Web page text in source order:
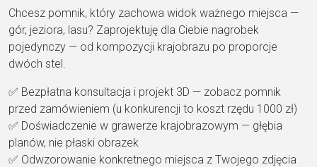
Chcesz pomnik, który zachowa widok ważnego miejsca —
gór, jeziora, lasu? Zaprojektuję dla Ciebie nagrobek
pojedynczy — od kompozycji krajobrazu po proporcje
dwóch stel.
✅ Bezpłatna konsultacja i projekt 3D — zobacz pomnik
przed zamówieniem (u konkurencji to koszt rzędu 1000 zł)
✅ Doświadczenie w grawerze krajobrazowym — głębia
planów, nie płaski obrazek
✅ Odwzorowanie konkretnego miejsca z Twojego zdjęcia